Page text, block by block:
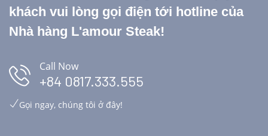
khách vui lòng gọi điện tới hotline của
Nhà hàng L'amour Steak!
Call Now
+84 0817.333.555
Gọi ngay, chúng tôi ở đây!